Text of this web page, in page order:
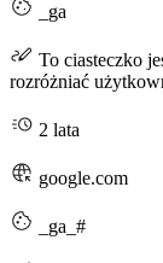
_ga
To ciasteczko
rozróżniać
2 lata
google.com
_ga_#